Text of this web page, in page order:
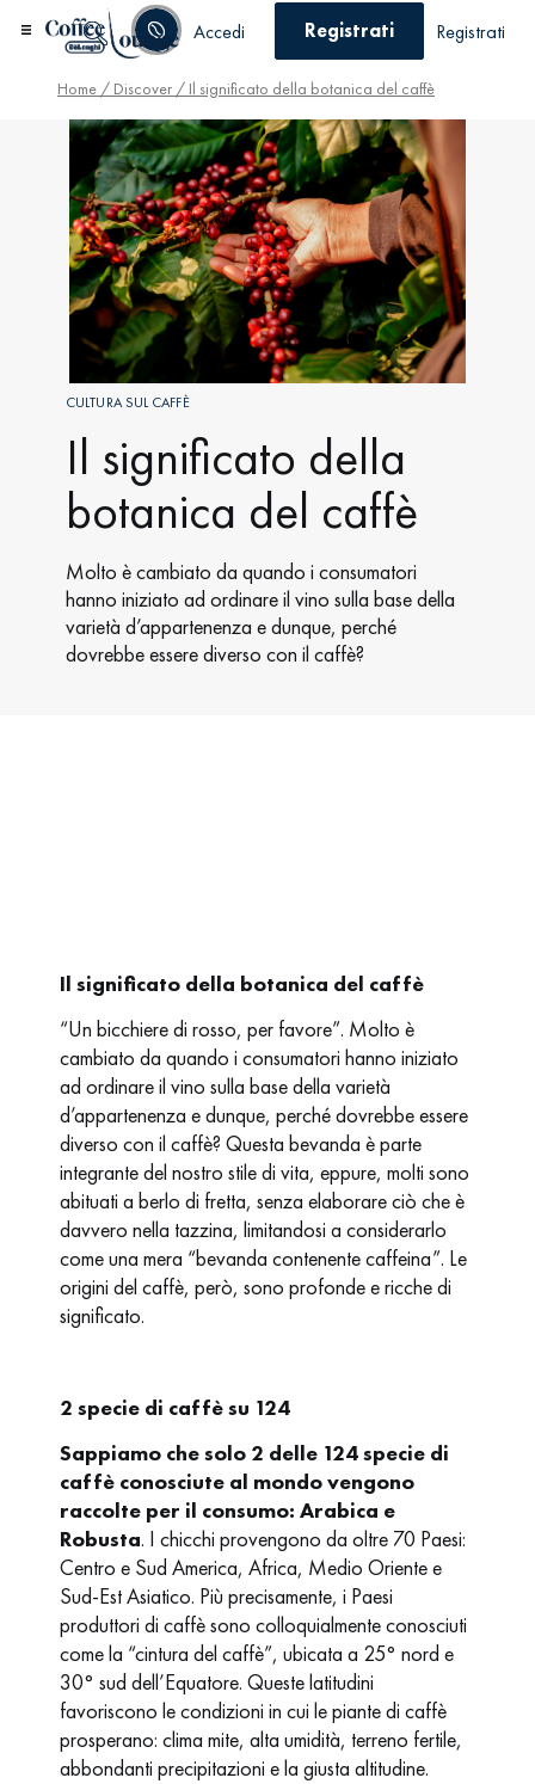
Accedi Registrati Registrati
Home / Discover / Il significato della botanica del caffè
CULTURA SUL CAFFÈ
Il significato della
botanica del caffè
Molto è cambiato da quando i consumatori
hanno iniziato ad ordinare il vino sulla base della
varietà d’appartenenza e dunque, perché
dovrebbe essere diverso con il caffè?
Il significato della botanica del caffè
“Un bicchiere di rosso, per favore”. Molto è
cambiato da quando i consumatori hanno iniziato
ad ordinare il vino sulla base della varietà
d’appartenenza e dunque, perché dovrebbe essere
diverso con il caffè? Questa bevanda è parte
integrante del nostro stile di vita, eppure, molti sono
abituati a berlo di fretta, senza elaborare ciò che è
davvero nella tazzina, limitandosi a considerarlo
come una mera “bevanda contenente caffeina”. Le
origini del caffè, però, sono profonde e ricche di
significato.
2 specie di caffè su 124
Sappiamo che solo 2 delle 124 specie di
caffè conosciute al mondo vengono
raccolte per il consumo: Arabica e
Robusta. I chicchi provengono da oltre 70 Paesi:
Centro e Sud America, Africa, Medio Oriente e
Sud-Est Asiatico. Più precisamente, i Paesi
produttori di caffè sono colloquialmente conosciuti
come la “cintura del caffè”, ubicata a 25° nord e
30° sud dell’Equatore. Queste latitudini
favoriscono le condizioni in cui le piante di caffè
prosperano: clima mite, alta umidità, terreno fertile,
abbondanti precipitazioni e la giusta altitudine.